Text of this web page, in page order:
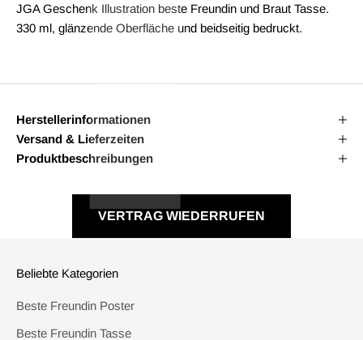
JGA Geschenk Illustration beste Freundin und Braut Tasse.
330 ml, glänzende Oberfläche und beidseitig bedruckt.
Herstellerinformationen
Versand & Lieferzeiten
Produktbeschreibungen
VERTRAG WIEDERRUFEN
Beliebte Kategorien
Beste Freundin Poster
Beste Freundin Tasse